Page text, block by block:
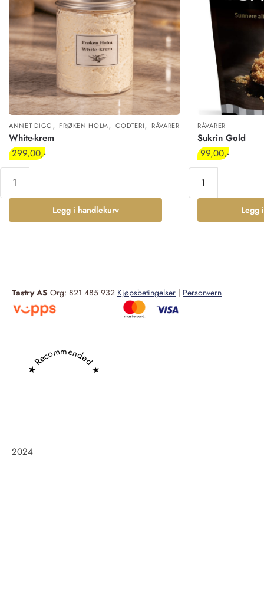
ANNET DIGG, FRØKEN HOLM, GODTERI, RÅVARER
White-krem
299,00
Legg i handlekurv
RÅVARER
Sukrin Gold
99,00
Legg
Tastry AS Org: 821 485 932 Kjøpsbetingelser | Personvern
★ Recommended ★
2024